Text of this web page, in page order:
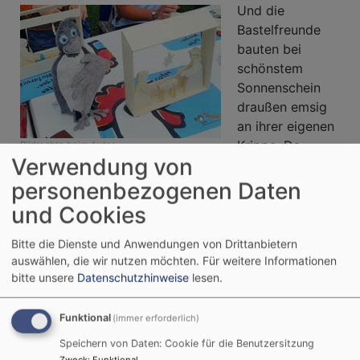
Bildrechte beim Autor
Und die
Bastelfreunde
bauten bei
schönstem
Sonnenschein
draußen emsig
an ihrer eigenen
Krippe. Da
konnte ich nur noch staunen! Immer wieder toll, wie
sich Menschen für ihre Kirche engagieren!!
In Borau durfte
ich mit der
Familienkirche
bei einem Projekt
dabei sein, das
mir sehr vertraut
vorkam: "Wo der
Glaube eine
Verwendung von
personenbezogenen Daten
und Cookies
Bitte die Dienste und Anwendungen von Drittanbietern
auswählen, die wir nutzen möchten. Für weitere Informationen
bitte unsere Datenschutzhinweise lesen.
Funktional (immer erforderlich)
Speichern von Daten: Cookie für die Benutzersitzung